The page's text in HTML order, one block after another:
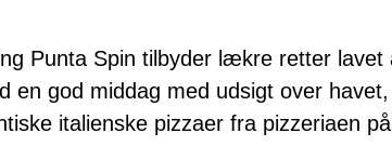
Punta Spin tilbyder lækre retter lavet
en god middag med udsigt over havet,
italienske pizzaer fra pizzeriaen på